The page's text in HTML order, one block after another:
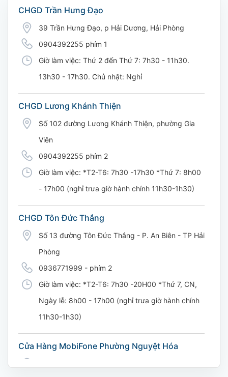
CHGD Trần Hưng Đạo
39 Trần Hưng Đạo, p Hải Dương, Hải Phòng
0904392255 phím 1
Giờ làm việc: Thứ 2 đến Thứ 7: 7h30 - 11h30.
13h30 - 17h30. Chủ nhật: Nghỉ
CHGD Lương Khánh Thiện
Số 102 đường Lương Khánh Thiện, phường Gia
Viên
0904392255 phím 2
Giờ làm việc: *T2-T6: 7h30 -17h30 *Thứ 7: 8h00
- 17h00 (nghỉ trưa giờ hành chính 11h30-1h30)
CHGD Tôn Đức Thắng
Số 13 đường Tôn Đức Thắng - P. An Biên - TP Hải
Phòng
0936771999 - phím 2
Giờ làm việc: *T2-T6: 7h30 -20H00 *Thứ 7, CN,
Ngày lễ: 8h00 - 17h00 (nghỉ trưa giờ hành chính
11h30-1h30)
Cửa Hàng MobiFone Phường Nguyệt Hóa